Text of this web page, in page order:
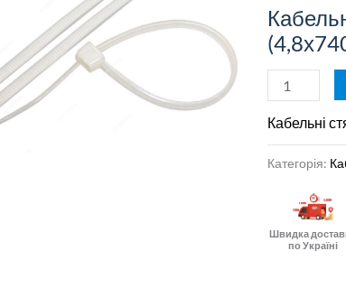
740
(4,8х740мм)
Кабельні
Категорія:
Швидка
по Україні